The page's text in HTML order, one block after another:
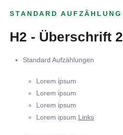
STANDARD AUFZÄHLUNG
H2 - Überschrift 2
Standard Aufzählungen
Lorem ipsum
Lorem ipsum
Lorem ipsum
Lorem ipsum Links